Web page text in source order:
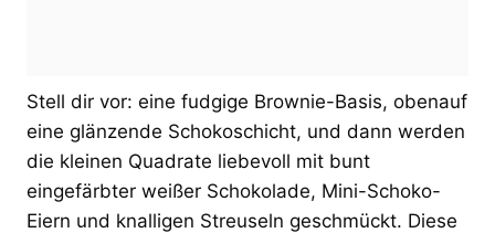
Stell dir vor: eine fudgige Brownie-Basis, obenauf
eine glänzende Schokoschicht, und dann werden
die kleinen Quadrate liebevoll mit bunt
eingefärbter weißer Schokolade, Mini-Schoko-
Eiern und knalligen Streuseln geschmückt. Diese